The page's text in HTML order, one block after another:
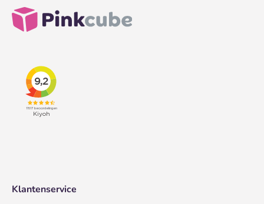
Klantenservice